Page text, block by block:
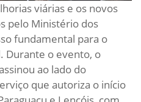
viárias e os novos
pelo Ministério dos
fundamental para o
Durante o evento, o
ao lado do
que autoriza o início